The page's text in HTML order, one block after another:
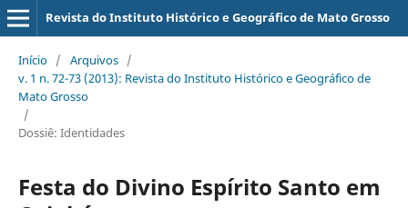
Revista do Instituto Histórico e Geográfico de Mato Grosso
Início / Arquivos /
v. 1 n. 72-73 (2013): Revista do Instituto Histórico e Geográfico de
Mato Grosso
/
Dossiê: Identidades
Festa do Divino Espírito Santo em